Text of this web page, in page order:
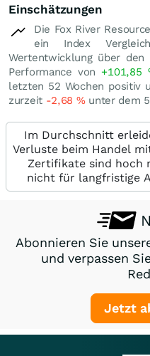
Einschätzungen
Die Fox River
ein Index
Wertentwicklung über
Performance von +101,85
letzten 52 Wochen positiv
zurzeit -2,68 %unter dem
Im Durchschnitt
Verluste beim Handel
Zertifikate sind hoch
nicht für langfristige
Abonnieren Sie
und verpassen
Jetzt